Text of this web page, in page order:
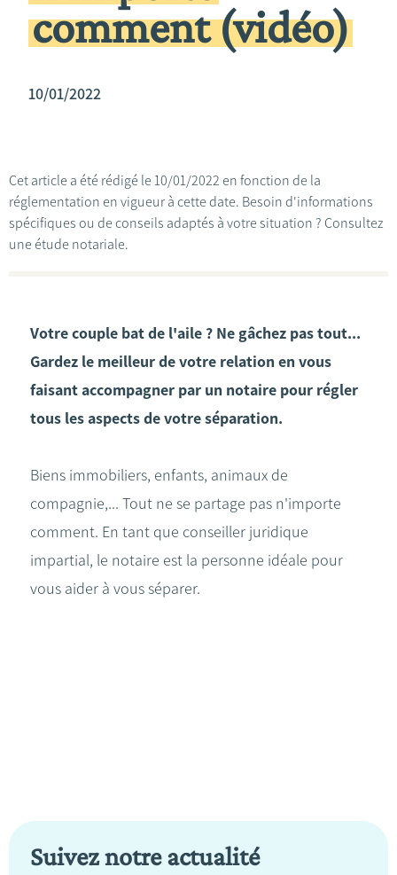
comment (vidéo)
10/01/2022
Cet article a été rédigé le 10/01/2022 en fonction de la
réglementation en vigueur à cette date. Besoin d'informations
spécifiques ou de conseils adaptés à votre situation ? Consultez
une étude notariale.
Votre couple bat de l'aile ? Ne gâchez pas tout...
Gardez le meilleur de votre relation en vous
faisant accompagner par un notaire pour régler
tous les aspects de votre séparation.
Biens immobiliers, enfants, animaux de
compagnie,... Tout ne se partage pas n'importe
comment. En tant que conseiller juridique
impartial, le notaire est la personne idéale pour
vous aider à vous séparer.
Suivez notre actualité